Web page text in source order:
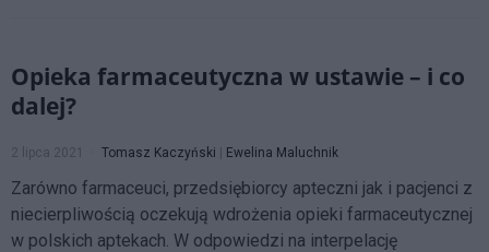
Opieka farmaceutyczna w ustawie – i co
dalej?
2 lipca 2021 Tomasz Kaczyński Ewelina Maluchnik
Zarówno farmaceuci, przedsiębiorcy apteczni jak i pacjenci z
niecierpliwością oczekują wdrożenia opieki farmaceutycznej
w polskich aptekach. W odpowiedzi na interpelację